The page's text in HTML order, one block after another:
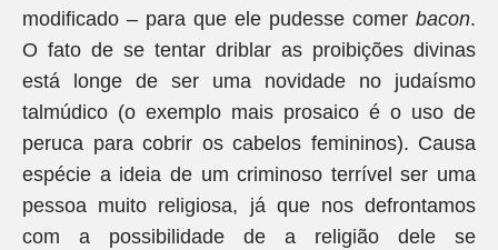
modificado – para que ele pudesse comer bacon.
O fato de se tentar driblar as proibições divinas
está longe de ser uma novidade no judaísmo
talmúdico (o exemplo mais prosaico é o uso de
peruca para cobrir os cabelos femininos). Causa
espécie a ideia de um criminoso terrível ser uma
pessoa muito religiosa, já que nos defrontamos
com a possibilidade de a religião dele se